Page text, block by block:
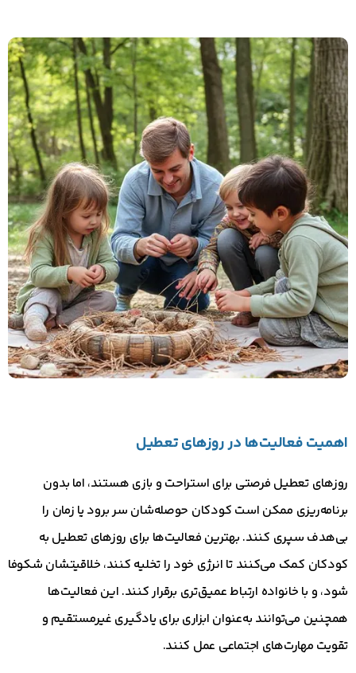
اهمیت فعالیت‌ها در روزهای تعطیل
روزهای تعطیل فرصتی برای استراحت و بازی هستند، اما بدون
برنامه‌ریزی ممکن است کودکان حوصله‌شان سر برود یا زمان را
بی‌هدف سپری کنند. بهترین فعالیت‌ها برای روزهای تعطیل به
کودکان کمک می‌کنند تا انرژی خود را تخلیه کنند، خلاقیتشان شکوفا
شود، و با خانواده ارتباط عمیق‌تری برقرار کنند. این فعالیت‌ها
همچنین می‌توانند به‌عنوان ابزاری برای یادگیری غیرمستقیم و
تقویت مهارت‌های اجتماعی عمل کنند.